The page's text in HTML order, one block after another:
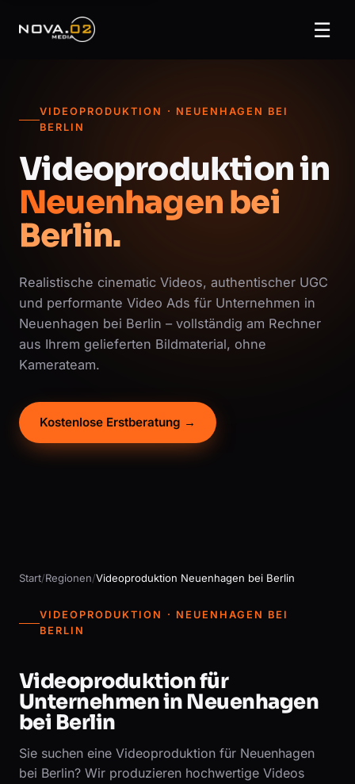
☰
VIDEOPRODUKTION · NEUENHAGEN BEI
BERLIN
Videoproduktion in
Neuenhagen bei
Berlin.
Realistische cinematic Videos, authentischer UGC
und performante Video Ads für Unternehmen in
Neuenhagen bei Berlin – vollständig am Rechner
aus Ihrem gelieferten Bildmaterial, ohne
Kamerateam.
Kostenlose Erstberatung →
Start/Regionen/Videoproduktion Neuenhagen bei Berlin
VIDEOPRODUKTION · NEUENHAGEN BEI
BERLIN
Videoproduktion für
Unternehmen in Neuenhagen
bei Berlin
Sie suchen eine Videoproduktion für Neuenhagen
bei Berlin? Wir produzieren hochwertige Videos